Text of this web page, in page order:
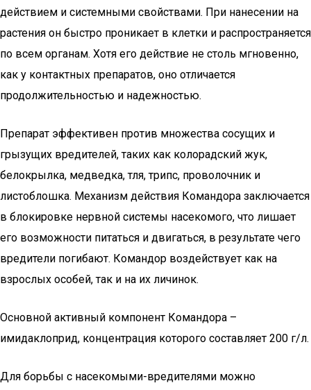
действием и системными свойствами. При нанесении на
растения он быстро проникает в клетки и распространяется
по всем органам. Хотя его действие не столь мгновенно,
как у контактных препаратов, оно отличается
продолжительностью и надежностью.
Препарат эффективен против множества сосущих и
грызущих вредителей, таких как колорадский жук,
белокрылка, медведка, тля, трипс, проволочник и
листоблошка. Механизм действия Командора заключается
в блокировке нервной системы насекомого, что лишает
его возможности питаться и двигаться, в результате чего
вредители погибают. Командор воздействует как на
взрослых особей, так и на их личинок.
Основной активный компонент Командора –
имидаклоприд, концентрация которого составляет 200 г/л.
Для борьбы с насекомыми-вредителями можно